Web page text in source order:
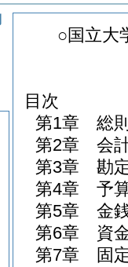
○国立大
目次
第1章
総
第2章
会
第3章
勘
第4章
予
第5章
金
第6章
資
第7章
固